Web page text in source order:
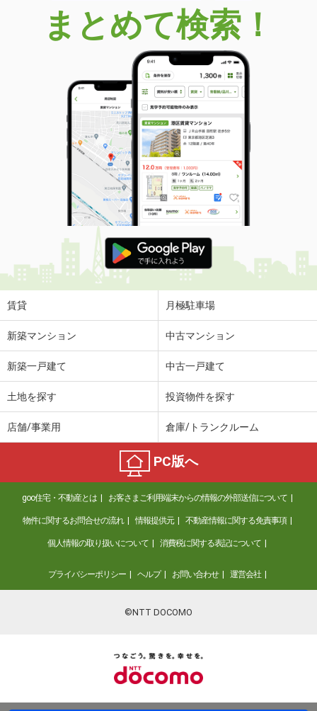
まとめて検索！
賃貸 月極駐車場
新築マンション 中古マンション
新築一戸建て 中古一戸建て
土地を探す 投資物件を探す
店舗/事業用 倉庫/トランクルーム
PC版へ
goo住宅・不動産とは お客さまご利用端末からの情報の外部送信について
物件に関するお問合せの流れ 情報提供元 不動産情報に関する免責事項
個人情報の取り扱いについて 消費税に関する表記について
プライバシーポリシー ヘルプ お問い合わせ 運営会社
©NTT DOCOMO